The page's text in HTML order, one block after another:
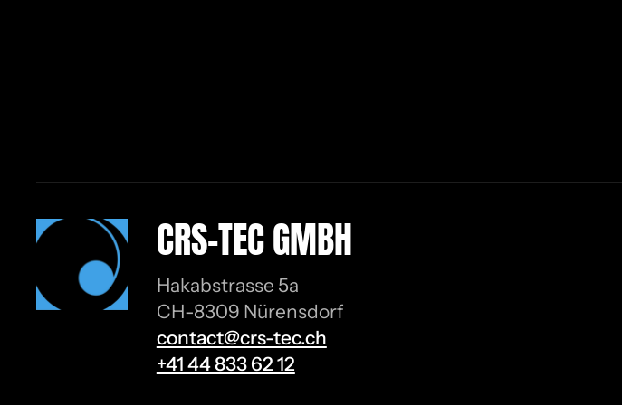
CRS-TEC GMBH
Hakabstrasse 5a
CH-8309 Nürensdorf
contact@crs-tec.ch
+41 44 833 62 12